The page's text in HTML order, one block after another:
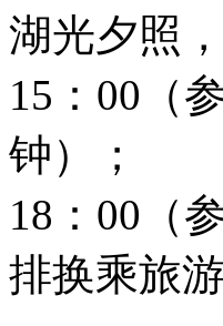
湖光夕照
15：00（
钟）；
18：00（
排换乘旅